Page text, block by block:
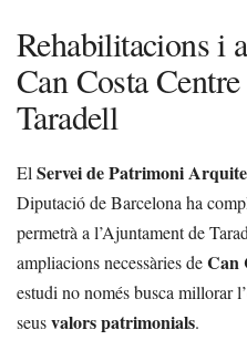
Rehabilitacions i
Can Costa
Taradell
El Servei de Patrimoni
Diputació de Barcelona ha
permetrà a l’Ajuntament de
ampliacions necessàries deCan
estudi no només busca millorar
seusvalors patrimonials.